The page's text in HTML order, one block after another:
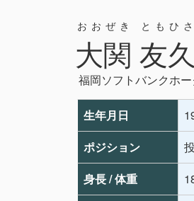
大関 友久
おおぜき ともひさ
福岡ソフトバンクホー
生年月日
ポジション
身長 / 体重